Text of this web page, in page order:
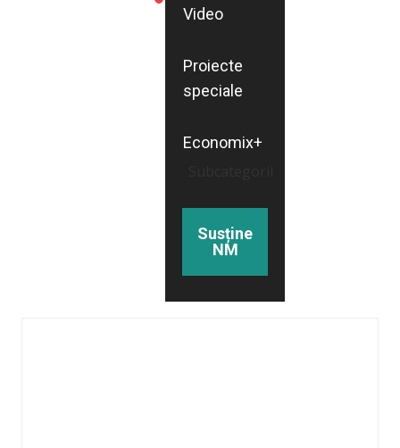
Video
Proiecte
speciale
Economix+
Susține
NM